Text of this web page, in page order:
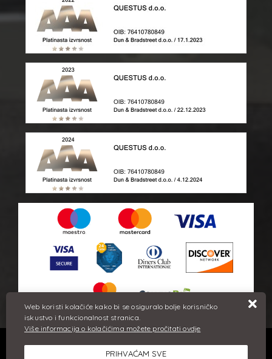
što bolji i točniji opis i sliku. Unatoč tome, ne možemo
Web koristi kolačiće kako bi se osiguralo bolje korisničko
iskustvo i funkcionalnost stranica.
Više informacija o kolačićima možete pročitati ovdje
PRIHVAĆAM SVE